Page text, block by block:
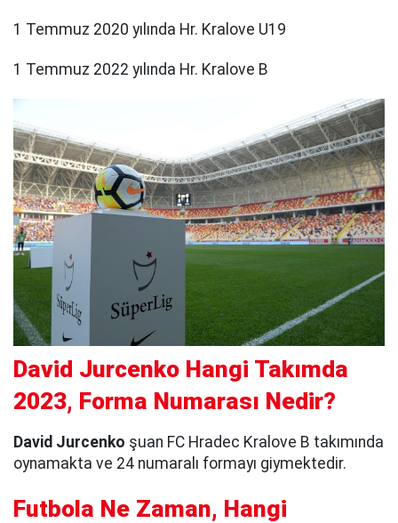
1 Temmuz 2020 yılında Hr. Kralove U19
1 Temmuz 2022 yılında Hr. Kralove B
David Jurcenko Hangi Takımda
2023, Forma Numarası Nedir?
David Jurcenko şuan FC Hradec Kralove B takımında
oynamakta ve 24 numaralı formayı giymektedir.
Futbola Ne Zaman, Hangi